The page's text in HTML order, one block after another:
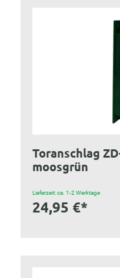
Toranschlag
moosgrün
Lieferzeit: ca. 1-2 Werktage
24,95 €*